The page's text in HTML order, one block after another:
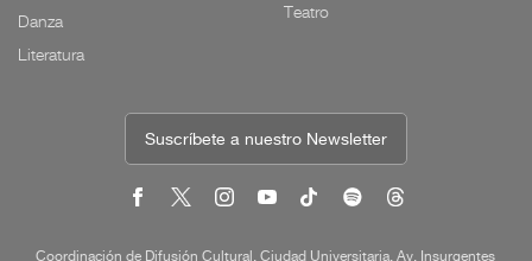
Danza
Literatura
Teatro
Suscríbete a nuestro Newsletter
Coordinación de Difusión Cultural, Ciudad Universitaria, Av. Insurgentes